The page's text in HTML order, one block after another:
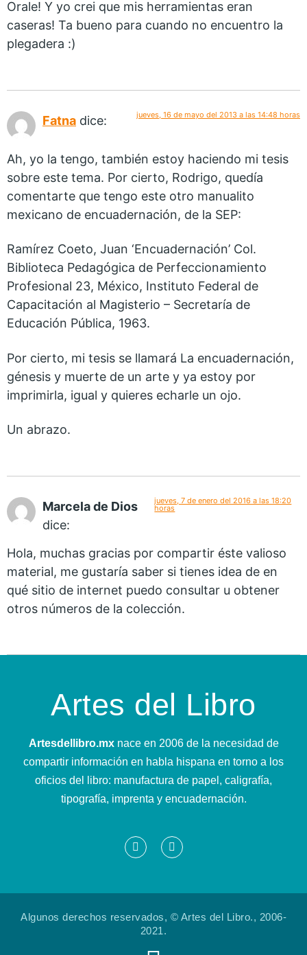
Orale! Y yo crei que mis herramientas eran
caseras! Ta bueno para cuando no encuentro la
plegadera :)
Fatna dice: jueves, 16 de mayo del 2013 a las 14:48 horas
Ah, yo la tengo, también estoy haciendo mi tesis
sobre este tema. Por cierto, Rodrigo, quedía
comentarte que tengo este otro manualito
mexicano de encuadernación, de la SEP:
Ramírez Coeto, Juan ‘Encuadernación’ Col.
Biblioteca Pedagógica de Perfeccionamiento
Profesional 23, México, Instituto Federal de
Capacitación al Magisterio – Secretaría de
Educación Pública, 1963.
Por cierto, mi tesis se llamará La encuadernación,
génesis y muerte de un arte y ya estoy por
imprimirla, igual y quieres echarle un ojo.
Un abrazo.
Marcela de Dios
dice:
jueves, 7 de enero del 2016 a las 18:20
horas
Hola, muchas gracias por compartir éste valioso
material, me gustaría saber si tienes idea de en
qué sitio de internet puedo consultar u obtener
otros números de la colección.
Artes del Libro
Artesdellibro.mxnace en 2006 de la necesidad de
compartir información en habla hispana en torno a los
oficios del libro: manufactura de papel, caligrafía,
tipografía, imprenta y encuadernación.
Algunos derechos reservados, © Artes del Libro., 2006-
2021.